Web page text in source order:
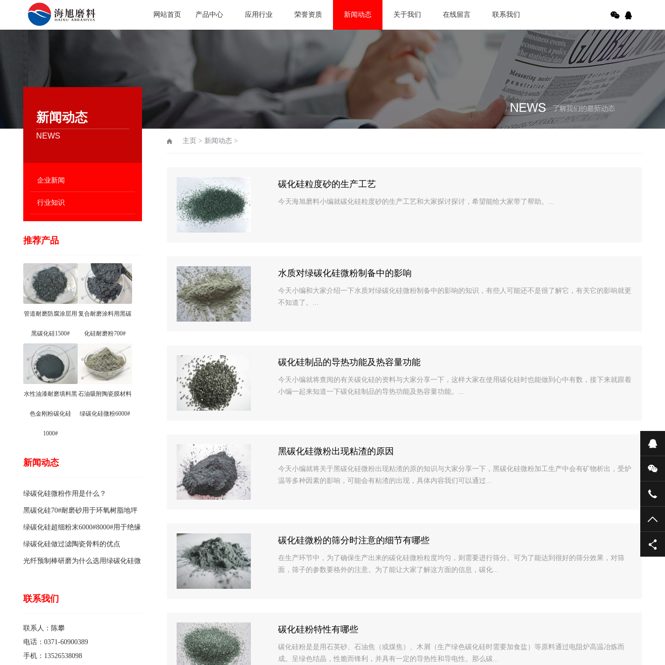
网站首页 产品中心 应用行业 荣誉资质 新闻动态 关于我们 在线留言 联系我们
新闻动态
NEWS
企业新闻
行业知识
推荐产品
管道耐磨防腐涂层用
黑碳化硅1500#
复合耐磨涂料用黑碳
化硅耐磨粉700#
水性油漆耐磨填料黑
色金刚粉碳化硅
1000#
石油吸附陶瓷膜材料
绿碳化硅微粉6000#
新闻动态
绿碳化硅微粉作用是什么？
黑碳化硅70#耐磨砂用于环氧树脂地坪
骨料的特点有哪些？
绿碳化硅超细粉末6000#8000#用于绝缘
涂料的优点
绿碳化硅做过滤陶瓷骨料的优点
光纤预制棒研磨为什么选用绿碳化硅微
联系我们
联系人：陈攀
电话：0371-60900389
手机：13526538098
主页 > 新闻动态 >
碳化硅粒度砂的生产工艺
今天海旭磨料小编就碳化硅粒度砂的生产工艺和大家探讨探讨，希望能给大家带了帮助。...
水质对绿碳化硅微粉制备中的影响
今天小编和大家介绍一下水质对绿碳化硅微粉制备中的影响的知识，有些人可能还不是很了解它，有关它的影响就更
不知道了。...
碳化硅制品的导热功能及热容量功能
今天小编就将查阅的有关碳化硅的资料与大家分享一下，这样大家在使用碳化硅时也能做到心中有数，接下来就跟着
小编一起来知道一下碳化硅制品的导热功能及热容量功能。...
黑碳化硅微粉出现粘渣的原因
今天小编就将关于黑碳化硅微粉出现粘渣的原的知识与大家分享一下，黑碳化硅微粉加工生产中会有矿物析出，受炉
温等多种因素的影响，可能会有粘渣的出现，具体内容我们可以通过...
碳化硅微粉的筛分时注意的细节有哪些
在生产环节中，为了确保生产出来的碳化硅微粉粒度均匀，则需要进行筛分。可为了能达到很好的筛分效果，对筛
面，筛子的参数要格外的注意。为了能让大家了解这方面的信息，碳化...
碳化硅粉特性有哪些
碳化硅粉是是用石英砂、石油焦（或煤焦）、木屑（生产绿色碳化硅时需要加食盐）等原料通过电阻炉高温冶炼而
成。呈绿色结晶，性脆而锋利，并具有一定的导热性和导电性。那么碳...
在
微